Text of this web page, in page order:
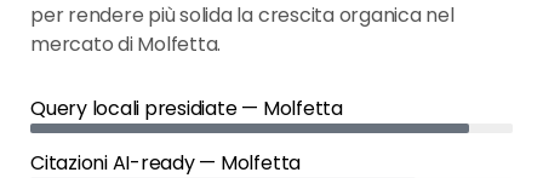
per rendere più solida la crescita organica nel
mercato di Molfetta.
Query locali presidiate — Molfetta
Citazioni AI-ready — Molfetta